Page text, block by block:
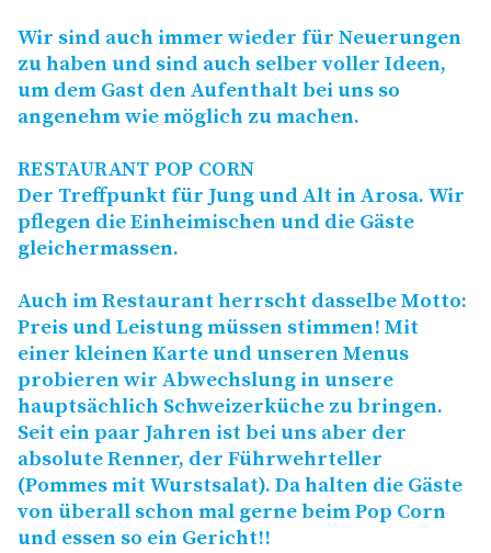
Wir sind auch immer wieder für Neuerungen
zu haben und sind auch selber voller Ideen,
um dem Gast den Aufenthalt bei uns so
angenehm wie möglich zu machen.
RESTAURANT POP CORN
Der Treffpunkt für Jung und Alt in Arosa. Wir
pflegen die Einheimischen und die Gäste
gleichermassen.
Auch im Restaurant herrscht dasselbe Motto:
Preis und Leistung müssen stimmen! Mit
einer kleinen Karte und unseren Menus
probieren wir Abwechslung in unsere
hauptsächlich Schweizerküche zu bringen.
Seit ein paar Jahren ist bei uns aber der
absolute Renner, der Führwehrteller
(Pommes mit Wurstsalat). Da halten die Gäste
von überall schon mal gerne beim Pop Corn
und essen so ein Gericht!!